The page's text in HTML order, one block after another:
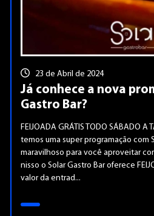
23 de Abril de 2024
Já conhece a nova
Gastro Bar?
FEIJOADA GRÁTIS TODO SÁBADO A
temos uma super programação com
maravilhoso para você aproveitar
nisso o Solar Gastro Bar oferece
valor da entrad...